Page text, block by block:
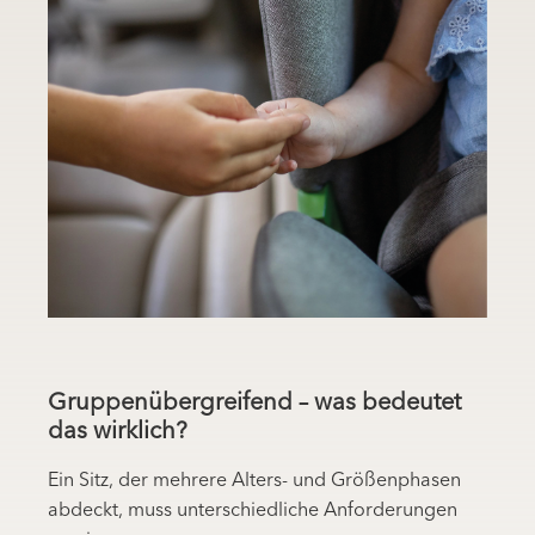
Gruppenübergreifend – was bedeutet
das wirklich?
Ein Sitz, der mehrere Alters- und Größenphasen
abdeckt, muss unterschiedliche Anforderungen